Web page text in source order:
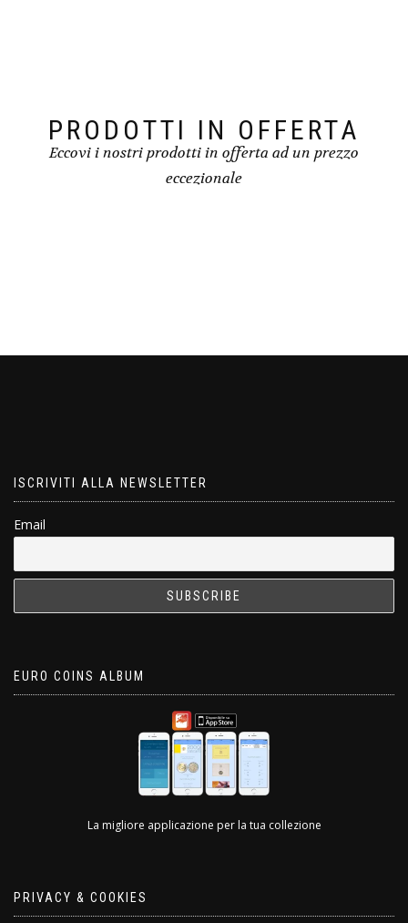
PRODOTTI IN OFFERTA
Eccovi i nostri prodotti in offerta ad un prezzo
eccezionale
ISCRIVITI ALLA NEWSLETTER
Email
EURO COINS ALBUM
La migliore applicazione per la tua collezione
PRIVACY & COOKIES